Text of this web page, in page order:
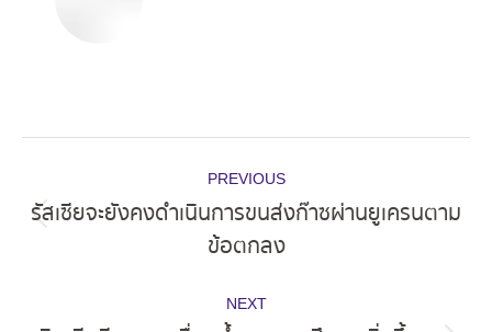
navigation
PREVIOUS
post:
รัสเซียจะยังคงดำเนินการขนส่งก๊าซผ่านยูเครนตาม
ข้อตกลง
NEXT